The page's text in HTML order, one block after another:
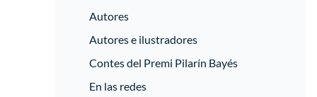
Autores
Autores e ilustradores
Contes del Premi Pilarín Bayés
En las redes